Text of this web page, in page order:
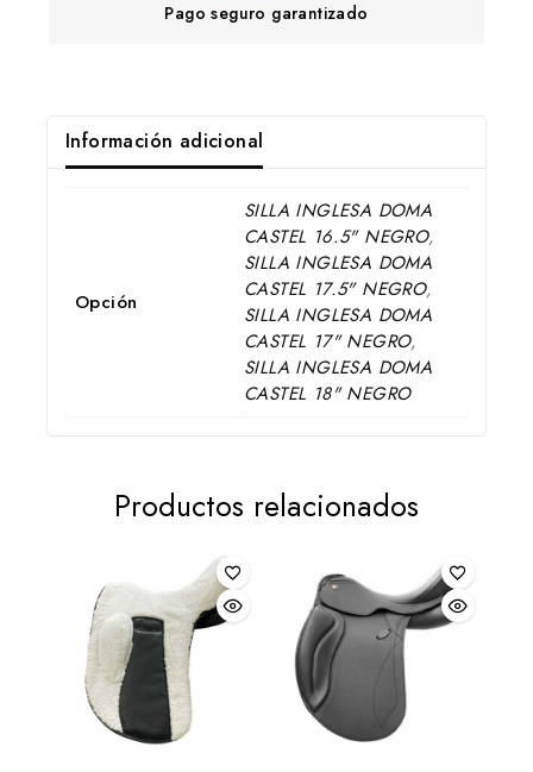
Pago seguro garantizado
Información adicional
Opción
SILLA INGLESA DOMA
CASTEL 16.5" NEGRO,
SILLA INGLESA DOMA
CASTEL 17.5" NEGRO,
SILLA INGLESA DOMA
CASTEL 17" NEGRO,
SILLA INGLESA DOMA
CASTEL 18" NEGRO
Productos relacionados